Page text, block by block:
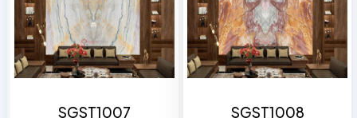
SGST1007 SGST1008